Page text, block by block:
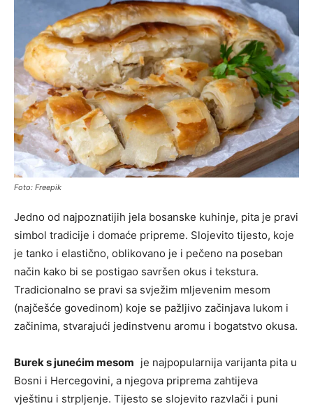
Foto: Freepik
Jedno od najpoznatijih jela bosanske kuhinje, pita je pravi
simbol tradicije i domaće pripreme. Slojevito tijesto, koje
je tanko i elastično, oblikovano je i pečeno na poseban
način kako bi se postigao savršen okus i tekstura.
Tradicionalno se pravi sa svježim mljevenim mesom
(najčešće govedinom) koje se pažljivo začinjava lukom i
začinima, stvarajući jedinstvenu aromu i bogatstvo okusa.
Burek s junećim mesom je najpopularnija varijanta pita u
Bosni i Hercegovini, a njegova priprema zahtijeva
vještinu i strpljenje. Tijesto se slojevito razvlači i puni